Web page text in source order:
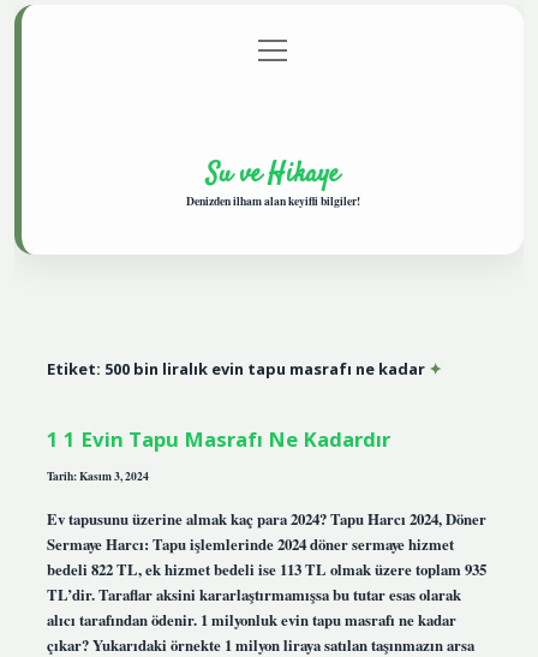
Gizlilik Politikası
menüyü
aç
Su ve Hikaye
Denizden ilham alan keyifli bilgiler!
Etiket: 500 bin liralık evin tapu masrafı ne kadar
1 1 Evin Tapu Masrafı Ne Kadardır
Tarih: Kasım 3, 2024
Ev tapusunu üzerine almak kaç para 2024? Tapu Harcı 2024, Döner
Sermaye Harcı: Tapu işlemlerinde 2024 döner sermaye hizmet
bedeli 822 TL, ek hizmet bedeli ise 113 TL olmak üzere toplam 935
TL’dir. Taraflar aksini kararlaştırmamışsa bu tutar esas olarak
alıcı tarafından ödenir. 1 milyonluk evin tapu masrafı ne kadar
çıkar? Yukarıdaki örnekte 1 milyon liraya satılan taşınmazın arsa